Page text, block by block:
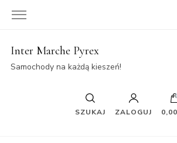
Inter Marche Pyrex
Samochody na każdą kieszeń!
SZUKAJ ZALOGUJ